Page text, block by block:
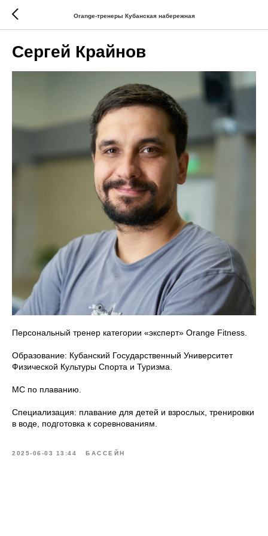
Orange-тренеры Кубанская набережная
Сергей Крайнов
Персональный тренер категории «эксперт» Orange Fitness.
Образование: Кубанский Государственный Университет
Физической Культуры Спорта и Туризма.
МС по плаванию.
Специализация: плавание для детей и взрослых, тренировки
в воде, подготовка к соревнованиям.
2025-06-03 13:44 БАССЕЙН